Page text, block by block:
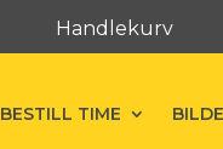
Handlekurv
BESTILL TIME